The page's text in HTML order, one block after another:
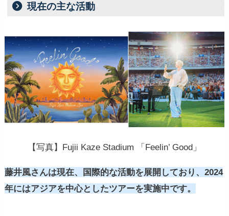
現在の主な活動
【写真】Fujii Kaze Stadium 「Feelin’ Good」
藤井風さんは現在、国際的な活動を展開しており、2024
年にはアジアを中心としたツアーを実施中です。